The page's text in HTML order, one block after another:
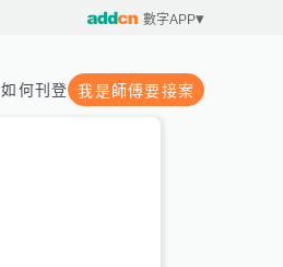
數字APP
如何刊登 我是師傅要接案